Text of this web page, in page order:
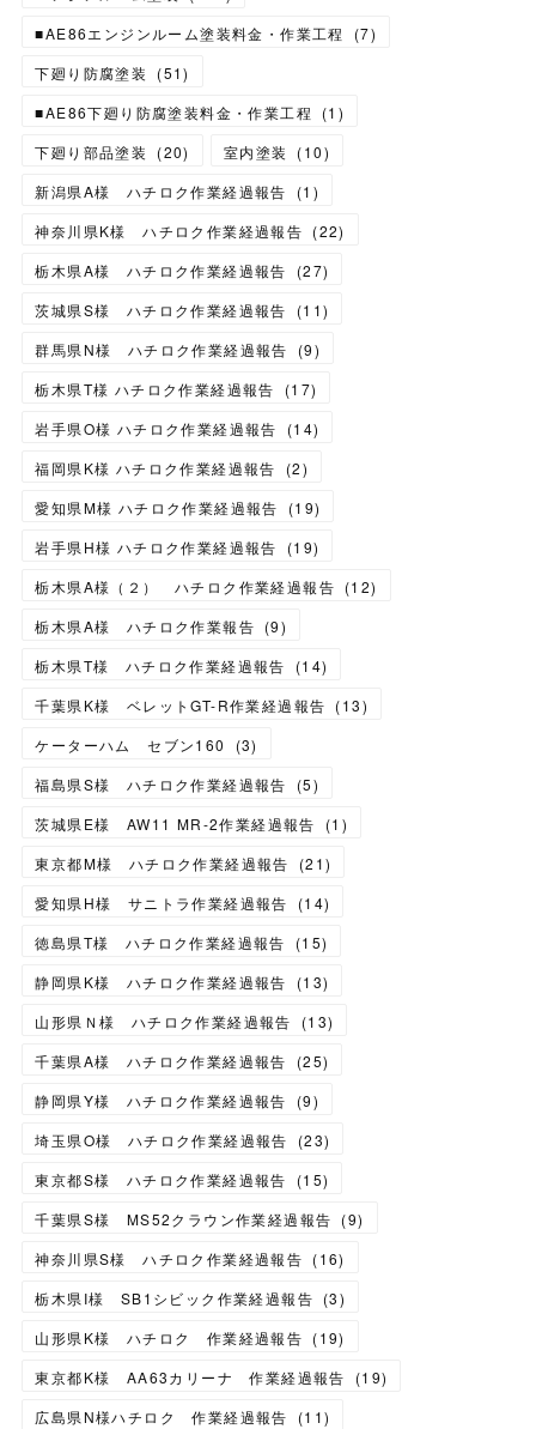
■AE86エンジンルーム塗装料金・作業工程
(7)
下廻り防腐塗装
(51)
■AE86下廻り防腐塗装料金・作業工程
(1 )
下廻り部品塗装
(20) 室内塗装 (10)
新潟県A様 ハチロク作業経過報告
(1 )
神奈川県K様 ハチロク作業経過報告 (22)
栃木県A様 ハチロク作業経過報告
(27)
茨城県S様 ハチロク作業経過報告
(11)
群馬県N様 ハチロク作業経過報告
(9)
栃木県T様 ハチロク作業経過報告
(17)
岩手県O様 ハチロク作業経過報告
(14)
福岡県K様 ハチロク作業経過報告
(2)
愛知県M様 ハチロク作業経過報告
(19)
岩手県H様 ハチロク作業経過報告
(19)
栃木県A様（２） ハチロク作業経過報告 (12)
栃木県A様 ハチロク作業報告 (9)
栃木県T様 ハチロク作業経過報告
(14)
千葉県K様 ベレットGT-R作業経過報告 (13)
ケーターハム セブン160
(3)
福島県S様 ハチロク作業経過報告
(5)
茨城県E様 AW11 MR-2作業経過報告
(1 )
東京都M様 ハチロク作業経過報告
(21)
愛知県H様 サニトラ作業経過報告
(14)
徳島県T様 ハチロク作業経過報告
(15)
静岡県K様 ハチロク作業経過報告
(13)
山形県Ｎ様 ハチロク作業経過報告
(13)
千葉県A様 ハチロク作業経過報告
(25)
静岡県Y様 ハチロク作業経過報告
(9)
埼玉県O様 ハチロク作業経過報告
(23)
東京都S様 ハチロク作業経過報告
(15)
千葉県S様 MS52クラウン作業経過報告 (9)
神奈川県S様 ハチロク作業経過報告 (16)
栃木県I様 SB1シビック作業経過報告 (3)
山形県K様 ハチロク 作業経過報告 (19)
東京都K様 AA63カリーナ 作業経過報告
(19)
広島県N様ハチロク 作業経過報告
(11)